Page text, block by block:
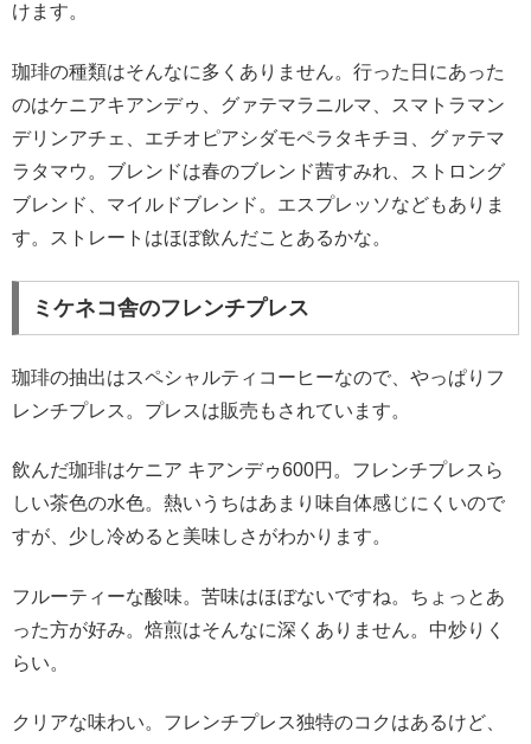
けます。
珈琲の種類はそんなに多くありません。行った日にあった
のはケニアキアンデゥ、グァテマラニルマ、スマトラマン
デリンアチェ、エチオピアシダモペラタキチヨ、グァテマ
ラタマウ。ブレンドは春のブレンド茜すみれ、ストロング
ブレンド、マイルドブレンド。エスプレッソなどもありま
す。ストレートはほぼ飲んだことあるかな。
ミケネコ舎のフレンチプレス
珈琲の抽出はスペシャルティコーヒーなので、やっぱりフ
レンチプレス。プレスは販売もされています。
飲んだ珈琲はケニア キアンデゥ600円。フレンチプレスら
しい茶色の水色。熱いうちはあまり味自体感じにくいので
すが、少し冷めると美味しさがわかります。
フルーティーな酸味。苦味はほぼないですね。ちょっとあ
った方が好み。焙煎はそんなに深くありません。中炒りく
らい。
クリアな味わい。フレンチプレス独特のコクはあるけど、